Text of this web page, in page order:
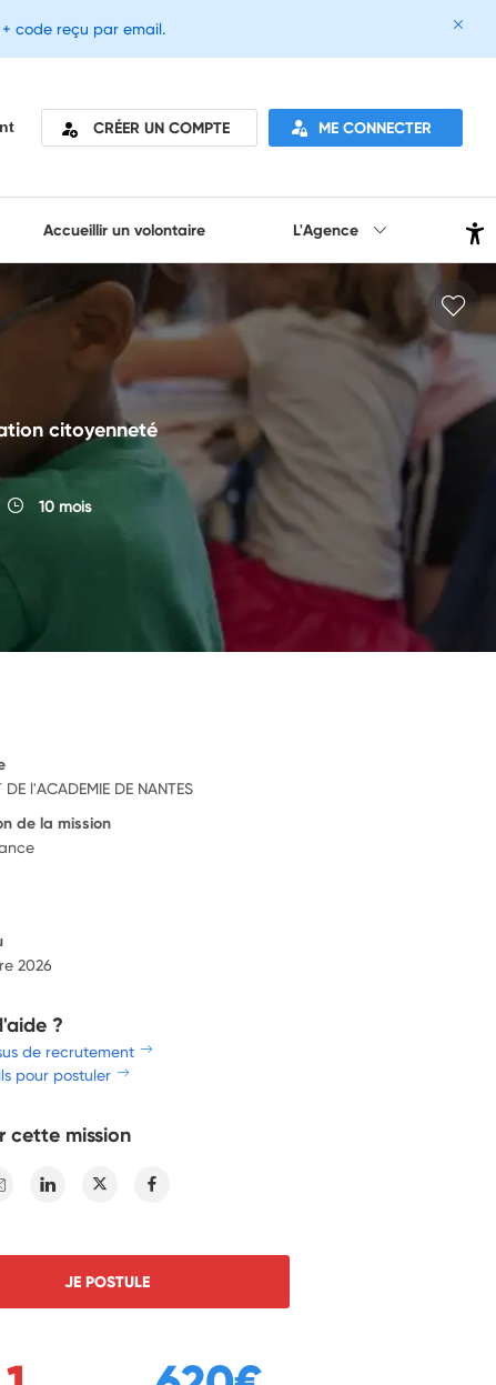
CRÉER UN COMPTE ME CONNECTER
Accueillir un volontaire L'Agence
citoyenneté
10 mois
DE l'ACADEMIE DE NANTES
de la mission
2026
?
de recrutement
pour postuler
cette mission
E-mail Linkedin Twitter
JE POSTULE
code reçu par email.